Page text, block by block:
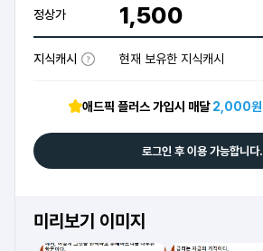
정상가 1,500
지식캐시 현재 보유한 지식캐시
애드픽 플러스 가입시 매달2,000원
로그인 후 이용 가능합니다.
미리보기 이미지